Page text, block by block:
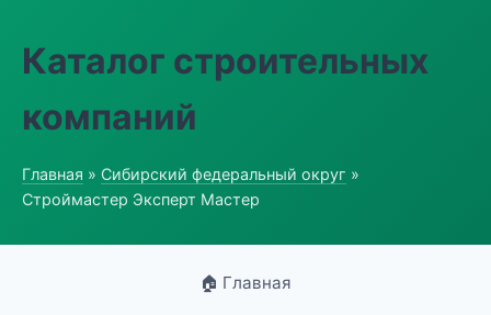
Каталог строительных
компаний
Главная » Сибирский федеральный округ »
Строймастер Эксперт Мастер
🏠 Главная